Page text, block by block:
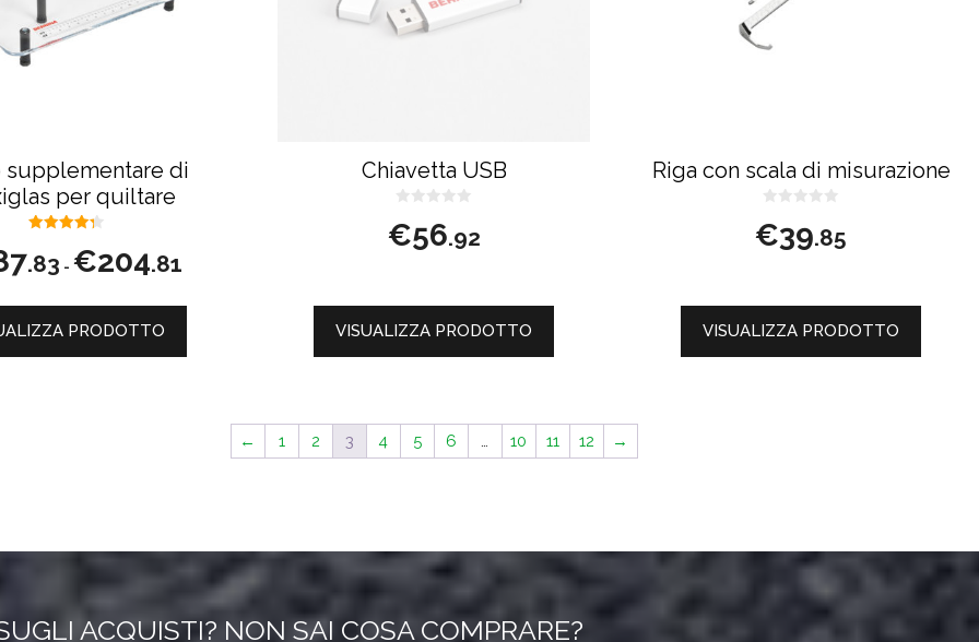
supplementare di
per quiltare
su 5
.83 - €204.81di
PRODOTTO
Chiavetta USB
s
u
€56.92
VISUALIZZA PRODOTTO
Riga con scala di misurazione
s
u
€39.85
VISUALIZZA PRODOTTO
← 1 2 3 4 5 6 … 10 11 12 →
ACQUISTI? NON SAI COSA COMPRARE?